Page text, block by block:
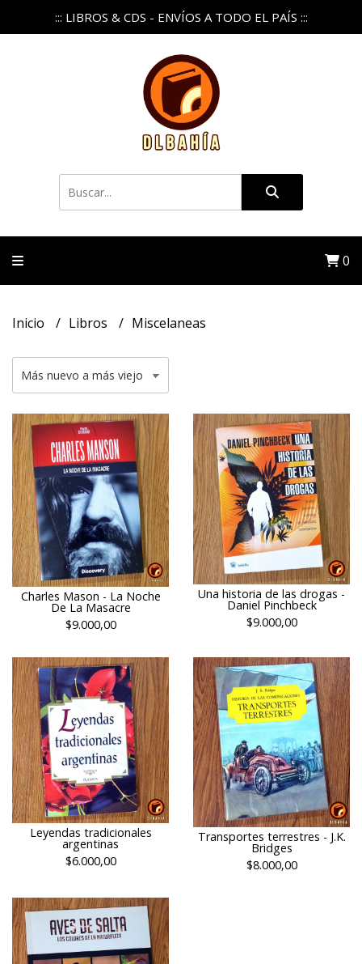
::: LIBROS & CDS - ENVÍOS A TODO EL PAÍS :::
0
Inicio Libros Miscelaneas
Charles Mason - La Noche
De La Masacre
$9.000,00
Una historia de las drogas -
Daniel Pinchbeck
$9.000,00
Leyendas tradicionales
argentinas
$6.000,00
Transportes terrestres - J.K.
Bridges
$8.000,00